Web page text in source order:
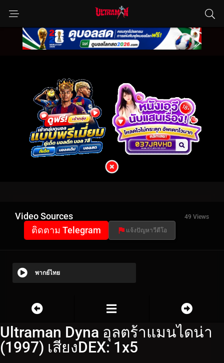
Video Sources 49 Views
ติดตาม Telegram แจ้งปัญหาวีดีโอ
พากย์ไทย
Ultraman Dyna อุลตร้าแมนไดน่า
(1997) เสียงDEX: 1x5